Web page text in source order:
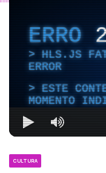
ERRO
HLS.JS
ERROR
ESTE
MOMENTO
CULTURA